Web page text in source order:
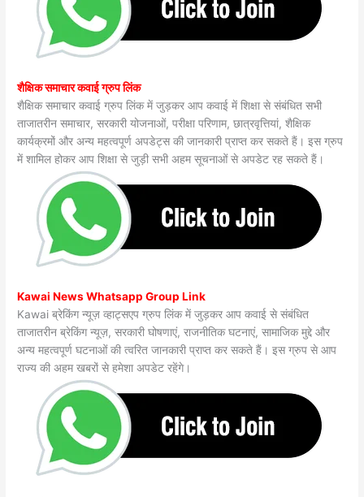
शैक्षिक समाचार कवाई ग्रुप लिंक
शैक्षिक समाचार कवाई ग्रुप लिंक में जुड़कर आप कवाई में शिक्षा से संबंधित सभी
ताजातरीन समाचार, सरकारी योजनाओं, परीक्षा परिणाम, छात्रवृत्तियां, शैक्षिक
कार्यक्रमों और अन्य महत्वपूर्ण अपडेट्स की जानकारी प्राप्त कर सकते हैं। इस ग्रुप
में शामिल होकर आप शिक्षा से जुड़ी सभी अहम सूचनाओं से अपडेट रह सकते हैं।
Kawai News Whatsapp Group Link
Kawai ब्रेकिंग न्यूज़ व्हाट्सएप ग्रुप लिंक में जुड़कर आप कवाई से संबंधित
ताजातरीन ब्रेकिंग न्यूज़, सरकारी घोषणाएं, राजनीतिक घटनाएं, सामाजिक मुद्दे और
अन्य महत्वपूर्ण घटनाओं की त्वरित जानकारी प्राप्त कर सकते हैं। इस ग्रुप से आप
राज्य की अहम खबरों से हमेशा अपडेट रहेंगे।